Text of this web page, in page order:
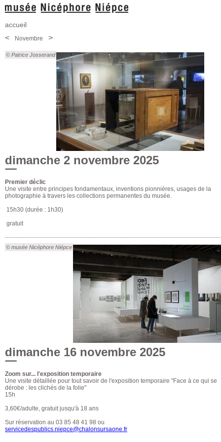
accueil
< Novembre >
© Patrice Josserand
dimanche 2 novembre 2025
Premier déclic
Une visite entre principes fondamentaux, inventions pionnières, usages de la
photographie à travers les collections permanentes du musée.
15h30 (durée : 1h30)
gratuit
© musée Nicéphore Niépce
dimanche 16 novembre 2025
Zoom sur... l'exposition temporaire
Une visite détaillée pour tout savoir de l'exposition temporaire "Face à ce qui se
dérobe : les clichés de la folie"
15h
3,60€/adulte, gratuit jusqu'à 18 ans
Sur réservation au 03 85 48 41 98 ou
servicedespublics.niepce@chalonsursaone.fr